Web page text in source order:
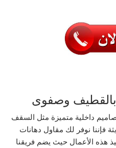
وصفوى
داخلية متميزة مثل السقف
فإننا نوفر لك مقاول دهانات
هذه الأعمال حيث يضم فريقنا